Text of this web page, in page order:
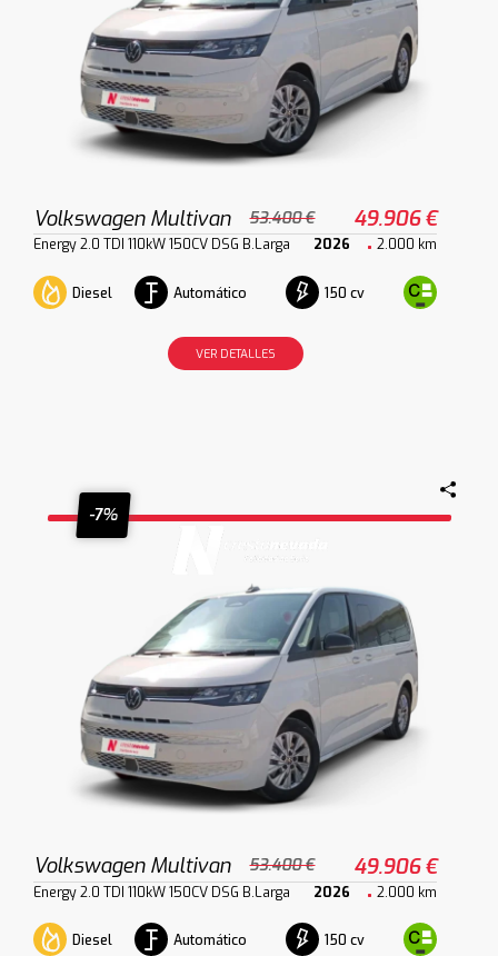
Volkswagen Multivan 53.400 € 49.906 €
Energy 2.0 TDI 110kW 150CV DSG B.Larga 2026 2.000 km
Diesel Automático 150 cv
VER DETALLES
-7%
Volkswagen Multivan 53.400 € 49.906 €
Energy 2.0 TDI 110kW 150CV DSG B.Larga 2026 2.000 km
Diesel Automático 150 cv